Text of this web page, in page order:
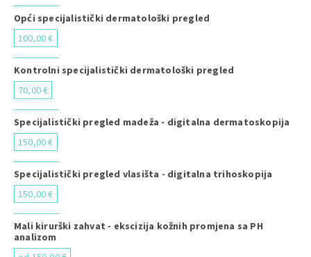
Opći specijalistički dermatološki pregled
100,00 €
Kontrolni specijalistički dermatološki pregled
70,00 €
Specijalistički pregled madeža - digitalna dermatoskopija
150,00 €
Specijalistički pregled vlasišta - digitalna trihoskopija
150,00 €
Mali kirurški zahvat - ekscizija kožnih promjena sa PH
analizom